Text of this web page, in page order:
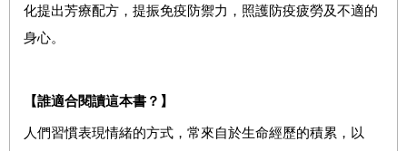
化提出芳療配方，提振免疫防禦力，照護防疫疲勞及不適的
身心。
【誰適合閱讀這本書？】
人們習慣表現情緒的方式，常來自於生命經歷的積累，以